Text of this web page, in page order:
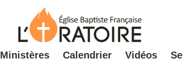
Ministères Calendrier Vidéos